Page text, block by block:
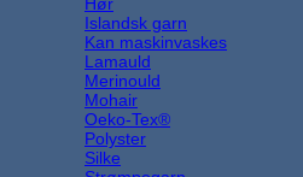
Islandsk garn
Kan maskinvaskes
Lamauld
Merinould
Mohair
Oeko-Tex®
Polyster
Silke